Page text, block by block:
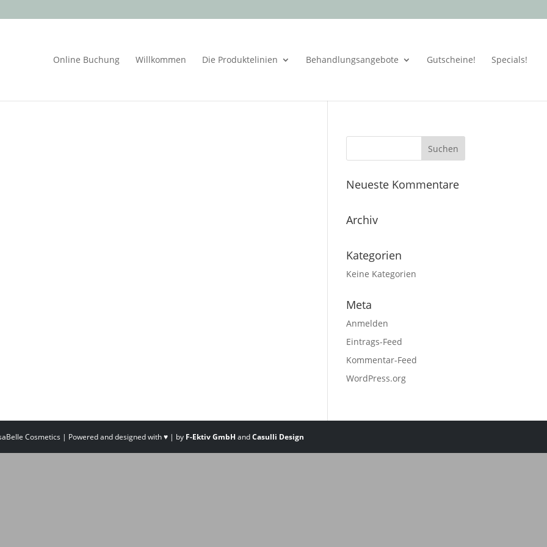
Online Buchung Willkommen Die Produktelinien Behandlungsangebote Gutscheine! Specials!
Neueste Kommentare
Archiv
Kategorien
Keine Kategorien
Meta
Anmelden
Eintrags-Feed
Kommentar-Feed
WordPress.org
Cosmetics | Powered and designed with ♥ | by F-Ektiv GmbH andCasulli Design